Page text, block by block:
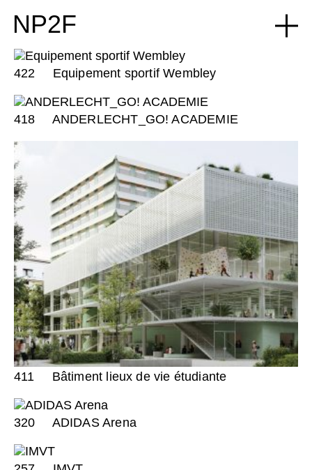
NP2F
422 Equipement sportif Wembley
418 ANDERLECHT_GO! ACADEMIE
411 Bâtiment lieux de vie étudiante
320 ADIDAS Arena